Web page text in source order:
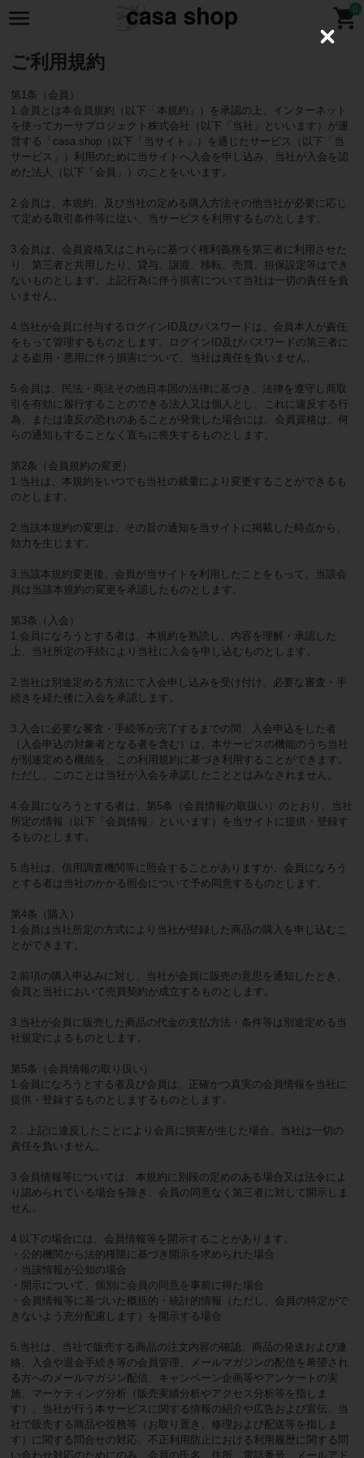
0
ご利用規約
第1条（会員）
1.会員とは本会員規約（以下「本規約」）を承認の上、インターネット
を使ってカーサプロジェクト株式会社（以下「当社」といいます）が運
営する「casa shop（以下「当サイト」）を通じたサービス（以下「当
サービス」）利用のために当サイトへ入会を申し込み、当社が入会を認
めた法人（以下「会員」）のことをいいます。
2.会員は、本規約、及び当社の定める購入方法その他当社が必要に応じ
て定める取引条件等に従い、当サービスを利用するものとします。
3.会員は、会員資格又はこれらに基づく権利義務を第三者に利用させた
り、第三者と共用したり、貸与、譲渡、移転、売買、担保設定等はでき
ないものとします。上記行為に伴う損害について当社は一切の責任を負
いません。
4.当社が会員に付与するログインID及びパスワードは、会員本人が責任
をもって管理するものとします。ログインID及びパスワードの第三者に
よる盗用・悪用に伴う損害について、当社は責任を負いません。
5.会員は、民法・商法その他日本国の法律に基づき、法律を遵守し商取
引を有効に履行することのできる法人又は個人とし、これに違反する行
為、または違反の恐れのあることが発覚した場合には、会員資格は、何
らの通知もすることなく直ちに喪失するものとします。
第2条（会員規約の変更）
1.当社は、本規約をいつでも当社の裁量により変更することができるも
のとします。
2.当該本規約の変更は、その旨の通知を当サイトに掲載した時点から、
効力を生じます。
3.当該本規約変更後、会員が当サイトを利用したことをもって、当該会
員は当該本規約の変更を承認したものとします。
第3条（入会）
1.会員になろうとする者は、本規約を熟読し、内容を理解・承認した
上、当社所定の手続により当社に入会を申し込むものとします。
2.当社は別途定める方法にて入会申し込みを受け付け、必要な審査・手
続きを経た後に入会を承認します。
3.入会に必要な審査・手続等が完了するまでの間、入会申込をした者
（入会申込の対象者となる者を含む）は、本サービスの機能のうち当社
が別途定める機能を、この利用規約に基づき利用することができます。
ただし、このことは当社が入会を承認したこととはみなされません。
4.会員になろうとする者は、第5条（会員情報の取扱い）のとおり、当社
所定の情報（以下「会員情報」といいます）を当サイトに提供・登録す
るものとします。
5.当社は、信用調査機関等に照会することがありますが、会員になろう
とする者は当社のかかる照会について予め同意するものとします。
第4条（購入）
1.会員は当社所定の方式により当社が登録した商品の購入を申し込むこ
とができます。
2.前項の購入申込みに対し、当社が会員に販売の意思を通知したとき、
会員と当社において売買契約が成立するものとします。
3.当社が会員に販売した商品の代金の支払方法・条件等は別途定める当
社規定によるものとします。
第5条（会員情報の取り扱い）
1.会員になろうとする者及び会員は、正確かつ真実の会員情報を当社に
提供・登録するものとしまするものとします。
2．上記に違反したことにより会員に損害が生じた場合、当社は一切の
責任を負いません。
3.会員情報等については、本規約に別段の定めのある場合又は法令によ
り認められている場合を除き、会員の同意なく第三者に対して開示しま
せん。
4.以下の場合には、会員情報等を開示することがあります。
・公的機関から法的権限に基づき開示を求められた場合
・当該情報が公知の場合
・開示について、個別に会員の同意を事前に得た場合
・会員情報等に基づいた概括的・統計的情報（ただし、会員の特定がで
きないよう充分配慮します）を開示する場合
5.当社は、当社で販売する商品の注文内容の確認、商品の発送および連
絡、入会や退会手続き等の会員管理、メールマガジンの配信を希望され
る方へのメールマガジン配信、キャンペーン企画等やアンケートの実
施、マーケティング分析（販売実績分析やアクセス分析等を指しま
す）、当社が行う本サービスに関する情報の紹介や広告および宣伝、当
社で販売する商品や役務等（お取り置き、修理および配送等を指しま
す）に関する問合せの対応、不正利用防止における利用履歴に関する問
い合わせ対応のためにのみ、会員の氏名、住所、電話番号、メールアド
C